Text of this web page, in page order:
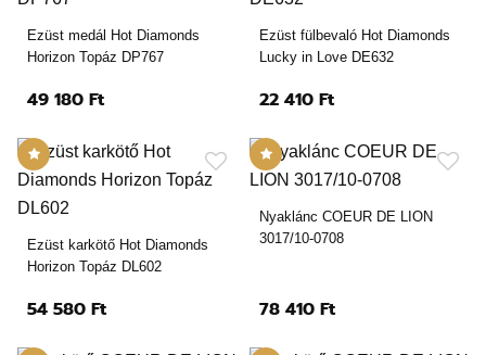
Ezüst medál Hot Diamonds
Horizon Topáz DP767
49 180 Ft
Ezüst fülbevaló Hot Diamonds
Lucky in Love DE632
22 410 Ft
Ezüst karkötő Hot Diamonds
Horizon Topáz DL602
54 580 Ft
Nyaklánc COEUR DE LION
3017/10-0708
78 410 Ft